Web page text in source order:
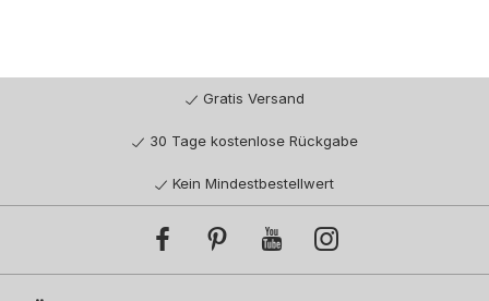
Gratis Versand
30 Tage kostenlose Rückgabe
Kein Mindestbestellwert